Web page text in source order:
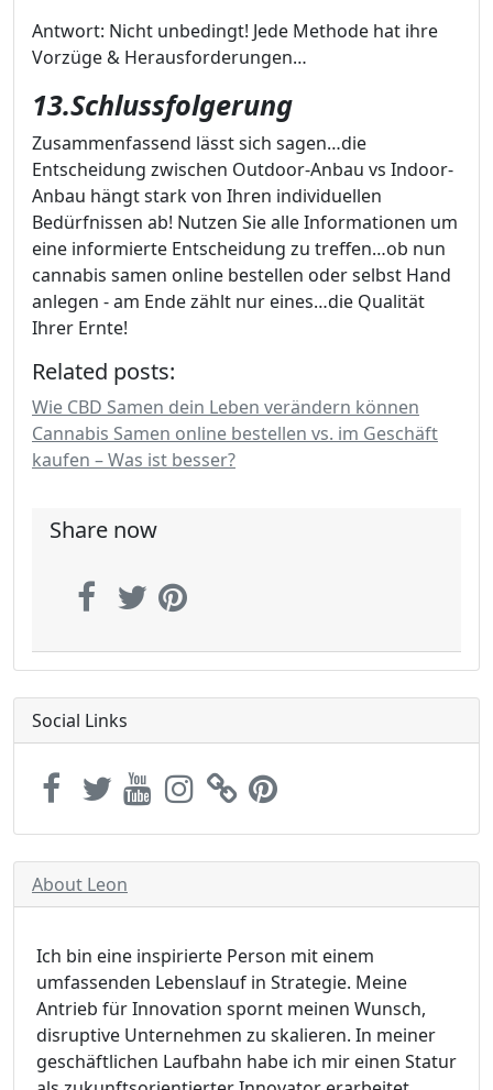
Antwort: Nicht unbedingt! Jede Methode hat ihre
Vorzüge & Herausforderungen…
13.Schlussfolgerung
Zusammenfassend lässt sich sagen…die
Entscheidung zwischen Outdoor-Anbau vs Indoor-
Anbau hängt stark von Ihren individuellen
Bedürfnissen ab! Nutzen Sie alle Informationen um
eine informierte Entscheidung zu treffen…ob nun
cannabis samen online bestellen oder selbst Hand
anlegen - am Ende zählt nur eines…die Qualität
Ihrer Ernte!
Related posts:
Wie CBD Samen dein Leben verändern können
Cannabis Samen online bestellen vs. im Geschäft
kaufen – Was ist besser?
Share now
Social Links
About Leon
Ich bin eine inspirierte Person mit einem
umfassenden Lebenslauf in Strategie. Meine
Antrieb für Innovation spornt meinen Wunsch,
disruptive Unternehmen zu skalieren. In meiner
geschäftlichen Laufbahn habe ich mir einen Statur